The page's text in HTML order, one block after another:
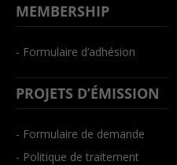
MEMBERSHIP
- Formulaire d’adhésion
PROJETS D’ÉMISSION
- Formulaire de demande
- Politique de traitement